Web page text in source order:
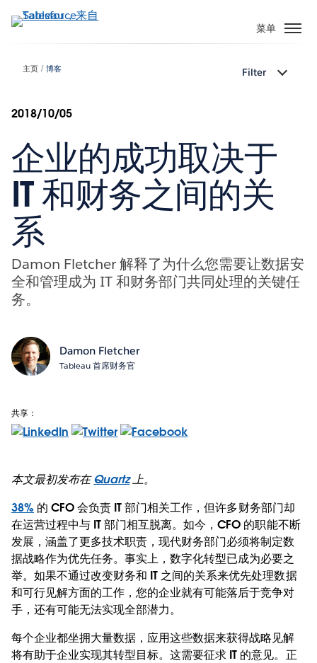
转
容
菜单
主页 博客 Filter
2018/10/05
企业的成功取决于
IT 和财务之间的关
系
Damon Fletcher 解释了为什么您需要让数据安
全和管理成为 IT 和财务部门共同处理的关键任
务。
Damon Fletcher
Tableau 首席财务官
共享：
本文最初发布在Quartz上。
38% 的 CFO 会负责 IT 部门相关工作，但许多财务部门却
在运营过程中与 IT 部门相互脱离。如今，CFO 的职能不断
发展，涵盖了更多技术职责，现代财务部门必须将制定数
据战略作为优先任务。事实上，数字化转型已成为必要之
举。如果不通过改变财务和 IT 之间的关系来优先处理数据
和可行见解方面的工作，您的企业就有可能落后于竞争对
手，还有可能无法实现全部潜力。
每个企业都坐拥大量数据，应用这些数据来获得战略见解
将有助于企业实现其转型目标。这需要征求 IT 的意见。正